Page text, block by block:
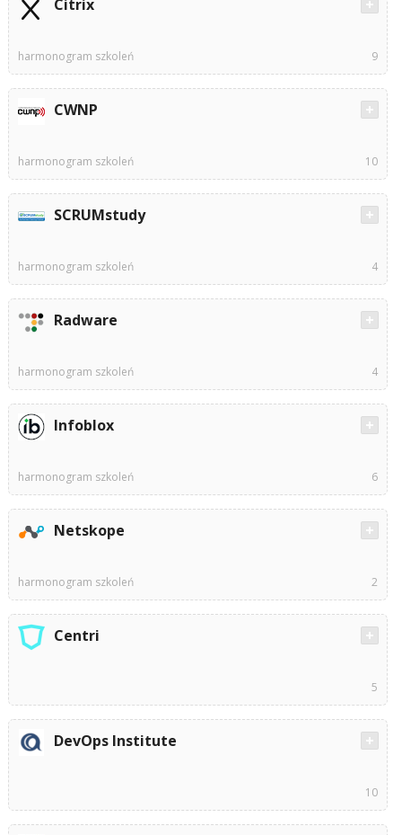
Citrix
harmonogram szkoleń 9
CWNP
harmonogram szkoleń 10
SCRUMstudy
harmonogram szkoleń 4
Radware
harmonogram szkoleń 4
Infoblox
harmonogram szkoleń 6
Netskope
harmonogram szkoleń 2
Centri
5
DevOps Institute
10